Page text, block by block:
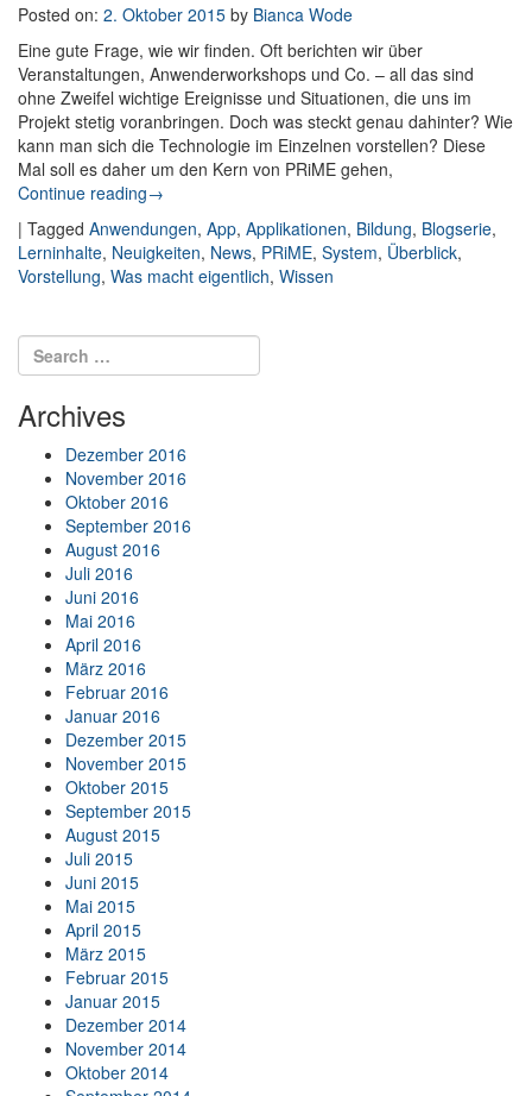
Posted on: 2. Oktober 2015 by Bianca Wode
Eine gute Frage, wie wir finden. Oft berichten wir über
Veranstaltungen, Anwenderworkshops und Co. – all das sind
ohne Zweifel wichtige Ereignisse und Situationen, die uns im
Projekt stetig voranbringen. Doch was steckt genau dahinter? Wie
kann man sich die Technologie im Einzelnen vorstellen? Diese
Mal soll es daher um den Kern von PRiME gehen,
Continue reading: [Was macht eigentlich…]: Die News-App
→
| Tagged Anwendungen, App, Applikationen, Bildung, Blogserie,
Lerninhalte, Neuigkeiten, News, PRiME, System, Überblick,
Vorstellung, Was macht eigentlich, Wissen
Post navigation
Search for:
Archives
Dezember 2016
November 2016
Oktober 2016
September 2016
August 2016
Juli 2016
Juni 2016
Mai 2016
April 2016
März 2016
Februar 2016
Januar 2016
Dezember 2015
November 2015
Oktober 2015
September 2015
August 2015
Juli 2015
Juni 2015
Mai 2015
April 2015
März 2015
Februar 2015
Januar 2015
Dezember 2014
November 2014
Oktober 2014